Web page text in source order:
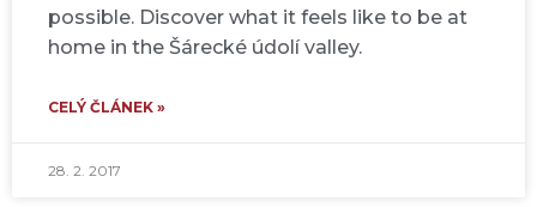
possible. Discover what it feels like to be at
home in the Šárecké údolí valley.
CELÝ ČLÁNEK »
28. 2. 2017